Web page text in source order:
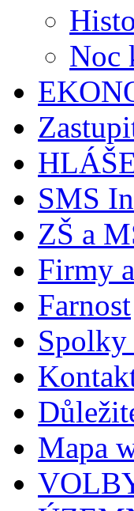
Noc
SMS
ZŠ a
Firmy
Farnost
Mapa